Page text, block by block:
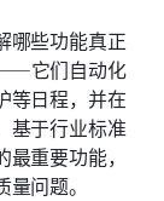
哪些功能真正
它们自动化
等日程，并在
基于行业标准
重要功能，
问题。